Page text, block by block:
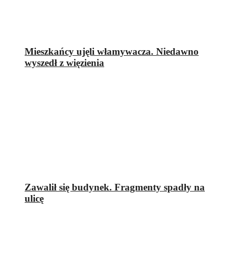
Mieszkańcy ujęli włamywacza. Niedawno
wyszedł z więzienia
Zawalił się budynek. Fragmenty spadły na
ulicę